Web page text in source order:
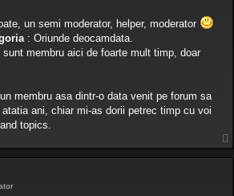
un semi moderator, helper, moderator
: Oriunde deocamdata.
sunt membru aici de foarte mult timp, doar
membru asa dintr-o data venit pe forum sa
ani, chiar mi-as dorii petrec timp cu voi
topics.